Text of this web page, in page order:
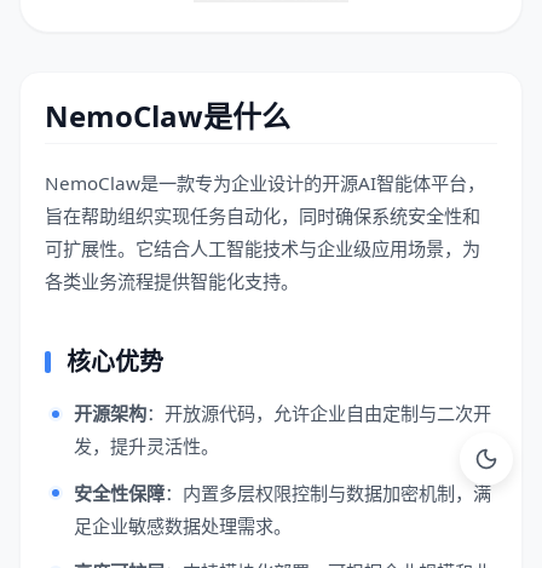
NemoClaw是什么
NemoClaw是一款专为企业设计的开源AI智能体平台，
旨在帮助组织实现任务自动化，同时确保系统安全性和
可扩展性。它结合人工智能技术与企业级应用场景，为
各类业务流程提供智能化支持。
核心优势
开源架构：开放源代码，允许企业自由定制与二次开
发，提升灵活性。
安全性保障：内置多层权限控制与数据加密机制，满
足企业敏感数据处理需求。